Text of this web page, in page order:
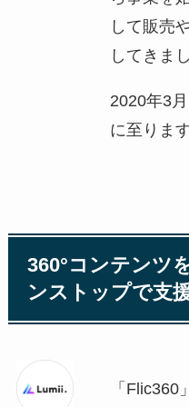
して販売
してきま
2020年3
に至ります
360°コンテンツ
ンストップで支
「